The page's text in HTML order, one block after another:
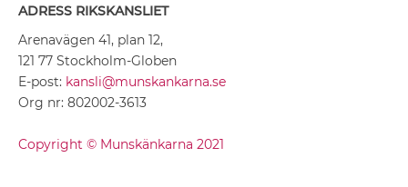
ADRESS RIKSKANSLIET
Arenavägen 41, plan 12,
121 77 Stockholm-Globen
E-post: kansli@munskankarna.se
Org nr: 802002-3613
Copyright © Munskänkarna 2021